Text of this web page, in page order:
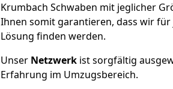
Krumbach Schwaben mit jeglicher
Ihnen somit garantieren, dass wir für
Lösung finden werden.
Unser Netzwerk ist sorgfältig
Erfahrung im Umzugsbereich.